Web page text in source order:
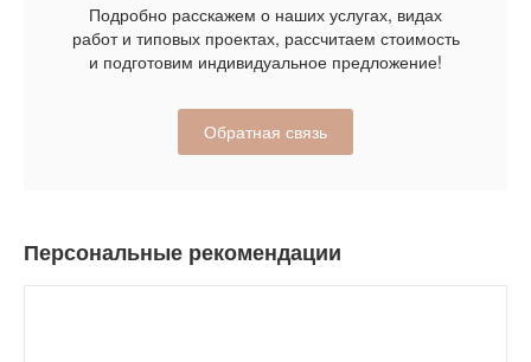
Подробно расскажем о наших услугах, видах
работ и типовых проектах, рассчитаем стоимость
и подготовим индивидуальное предложение!
Обратная связь
Персональные рекомендации